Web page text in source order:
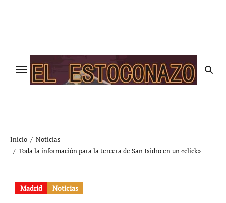
Inicio
Noticias
Toda la información para la tercera de San Isidro en un «click»
Madrid Noticias